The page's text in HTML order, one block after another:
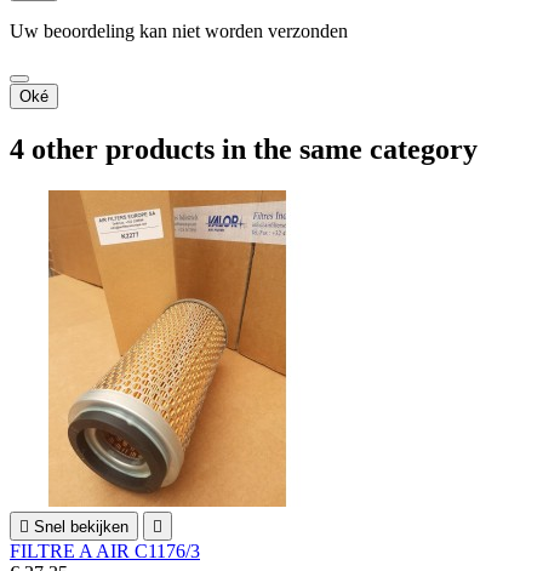
Uw beoordeling kan niet worden verzonden
Oké
4 other products in the same category
 Snel bekijken 
FILTRE A AIR C1176/3